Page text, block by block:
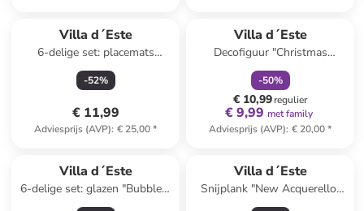
Villa d´Este
6-delige set: placemats
grijs/beige - Ø 38 cm
-52%
€ 11,99
Adviesprijs (AVP): € 25,00*
Villa d´Este
Decofiguur "Christmas
Gnome" groen/rood - (L)55 cm
-50%
€ 10,99regulier
€ 9,99 met family
Adviesprijs (AVP): € 20,00*
Villa d´Este
6-delige set: glazen "Bubbles"
paars - 325 ml
Villa d´Este
Snijplank "New Acquerello"
lichtbruin/roze - (B)12,5 x